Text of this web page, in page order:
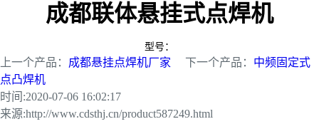
成都联体悬挂式点焊机
型号：
上一个产品： 成都悬挂点焊机厂家 下一个产品： 中频固定式
点凸焊机
时间:2020-07-06 16:02:17
来源:http://www.cdsthj.cn/product587249.html